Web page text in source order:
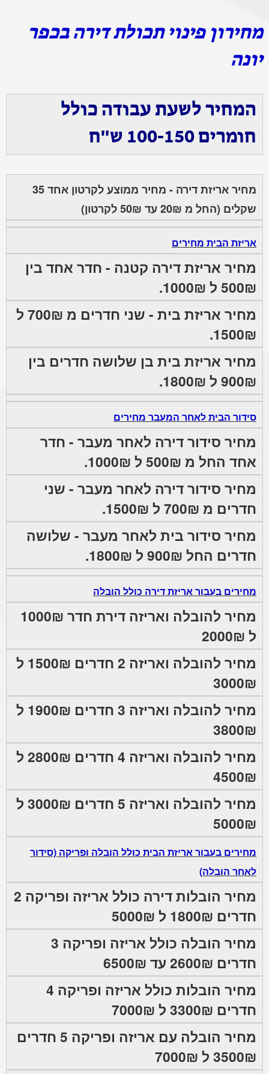
מחירון פינוי תכולת דירה בכפר
יונה
המחיר לשעת עבודה כולל
חומרים 100-150 ש"ח
מחיר אריזת דירה - מחיר ממוצע לקרטון אחד 35
שקלים (החל מ 20₪ עד 50₪ לקרטון)
אריזת הבית מחירים
מחיר אריזת דירה קטנה - חדר אחד בין
500₪ ל 1000₪.
מחיר אריזת בית - שני חדרים מ 700₪ ל
1500₪.
מחיר אריזת בית בן שלושה חדרים בין
900₪ ל 1800₪.
סידור הבית לאחר המעבר מחירים
מחיר סידור דירה לאחר מעבר - חדר
אחד החל מ 500₪ ל 1000₪.
מחיר סידור דירה לאחר מעבר - שני
חדרים מ 700₪ ל 1500₪.
מחיר סידור בית לאחר מעבר - שלושה
חדרים החל 900₪ ל 1800₪.
מחירים בעבור אריזת דירה כולל הובלה
מחיר להובלה ואריזה דירת חדר 1000₪
ל 2000₪
מחיר להובלה ואריזה 2 חדרים 1500₪ ל
3000₪
מחיר להובלה ואריזה 3 חדרים 1900₪ ל
3800₪
מחיר להובלה ואריזה 4 חדרים 2800₪ ל
4500₪
מחיר להובלה ואריזה 5 חדרים 3000₪ ל
5000₪
מחירים בעבור אריזת הבית כולל הובלה ופריקה (סידור
לאחר הובלה)
מחיר הובלות דירה כולל אריזה ופריקה 2
חדרים 1800₪ ל 5000₪
מחיר הובלה כולל אריזה ופריקה 3
חדרים 2600₪ עד 6500₪
מחיר הובלות כולל אריזה ופריקה 4
חדרים 3300₪ ל 7000₪
מחיר הובלה עם אריזה ופריקה 5 חדרים
3500₪ ל 7000₪